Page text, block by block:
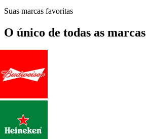
Suas marcas favoritas
O único de todas as marcas